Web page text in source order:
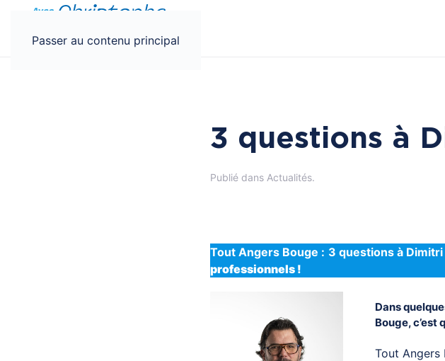
Passer au contenu principal
3 questions à
Publié dans Actualités.
Tout Angers Bouge : 3 questions à Dimitri
professionnels !
Dans
Bouge, c’est
Tout Angers
Panneau de gestion des cookies